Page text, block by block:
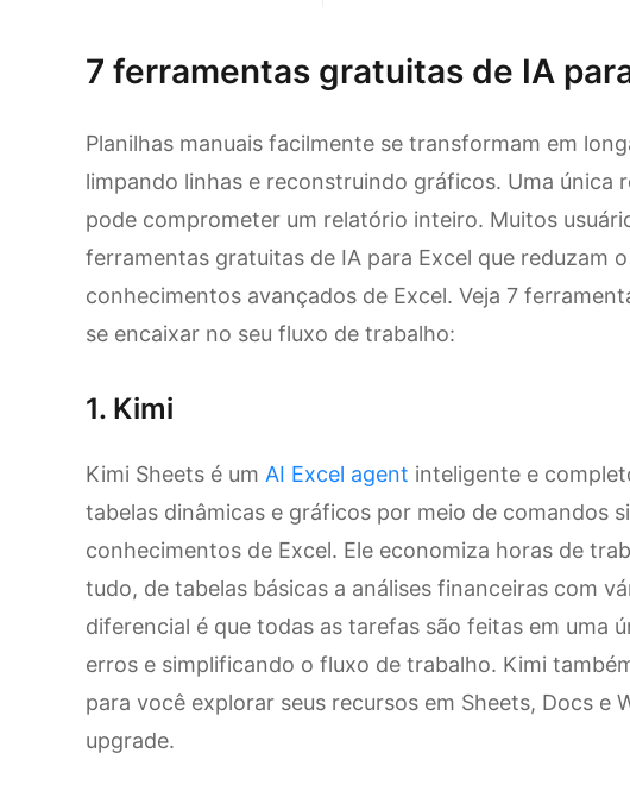
7 ferramentas gratuitas de IA
Planilhas manuais facilmente se transformam em
limpando linhas e reconstruindo gráficos. Uma única
pode comprometer um relatório inteiro. Muitos
ferramentas gratuitas de IA para Excel que reduzam
conhecimentos avançados de Excel. Veja 7
se encaixar no seu fluxo de trabalho:
1. Kimi
Kimi Sheets é um AI Excel agent inteligente e
tabelas dinâmicas e gráficos por meio de comandos
conhecimentos de Excel. Ele economiza horas de
tudo, de tabelas básicas a análises financeiras com
diferencial é que todas as tarefas são feitas em uma
erros e simplificando o fluxo de trabalho. Kimi
para você explorar seus recursos em Sheets, Docs e
upgrade.